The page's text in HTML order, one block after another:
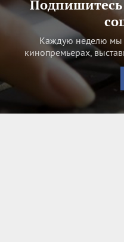
Каждую неделю мы
кинопремьерах,